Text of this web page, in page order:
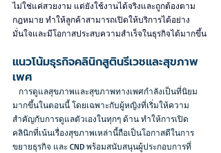
ไม่ใช่แค่สวยงาม แต่ยังใช้งานได้จริงและถูกต้องตาม
กฎหมาย ทำให้ลูกค้าสามารถเปิดให้บริการได้อย่าง
มั่นใจและมีโอกาสประสบความสำเร็จในธุรกิจได้มากขึ้น
แนวโน้มธุรกิจคลินิกสูตินรีเวชและสุขภาพ
เพศ
มากขึ้นในตอนนี้ โดยเฉพาะกับผู้หญิงที่เริ่มให้ความ
สำคัญกับการดูแลตัวเองในทุกๆ ด้าน ทำให้การเปิด
คลินิกที่เน้นเรื่องสุขภาพเหล่านี้ถือเป็นโอกาสดีในการ
ขยายธุรกิจ และ CND พร้อมสนับสนุนผู้ประกอบการที่